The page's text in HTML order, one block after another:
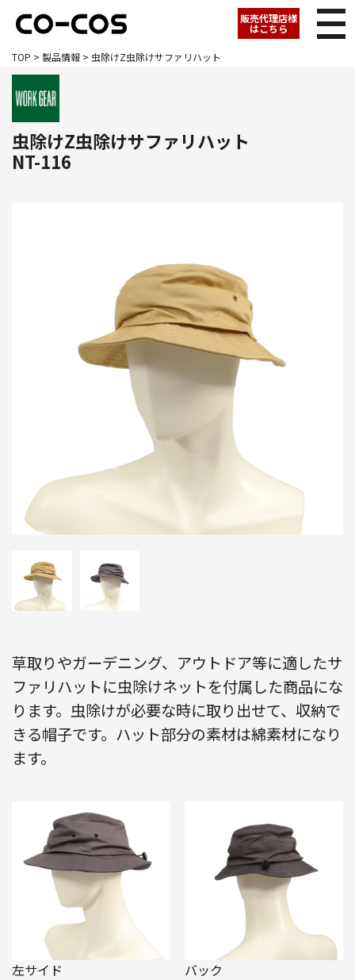
販売代理店様
はこちら
TOP > 製品情報 > 虫除けZ虫除けサファリハット
虫除けZ虫除けサファリハット
NT-116
草取りやガーデニング、アウトドア等に適したサ
ファリハットに虫除けネットを付属した商品にな
ります。虫除けが必要な時に取り出せて、収納で
きる帽子です。ハット部分の素材は綿素材になり
ます。
左サイド バック